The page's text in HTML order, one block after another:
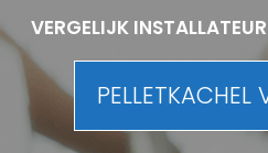
VERGELIJK
PELLETKACHEL